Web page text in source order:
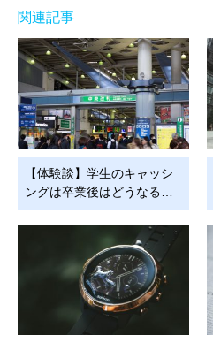
関連記事
【体験談】学生のキャッシ
ングは卒業後はどうなる…